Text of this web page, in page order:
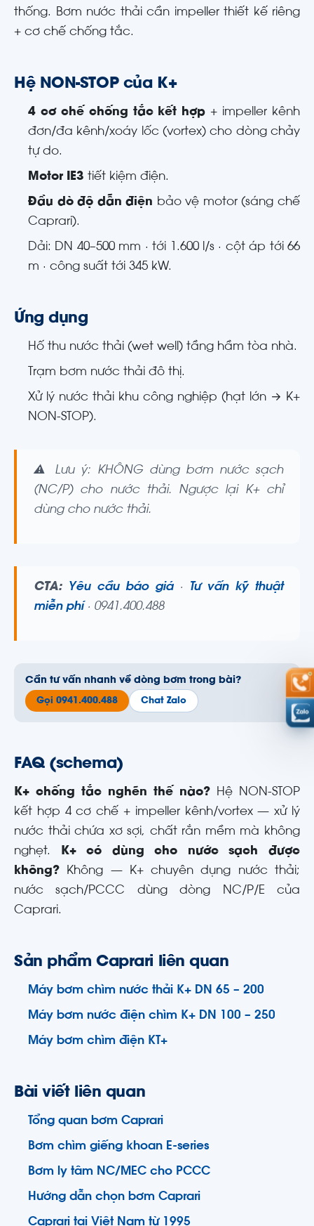
thống. Bơm nước thải cần impeller thiết kế riêng
+ cơ chế chống tắc.
Hệ NON-STOP của K+
4 cơ chế chống tắc kết hợp + impeller kênh
đơn/đa kênh/xoáy lốc (vortex) cho dòng chảy
tự do.
Motor IE3 tiết kiệm điện.
Đầu dò độ dẫn điện bảo vệ motor (sáng chế
Caprari).
Dải: DN 40–500 mm · tới 1.600 l/s · cột áp tới 66
m · công suất tới 345 kW.
Ứng dụng
Hố thu nước thải (wet well) tầng hầm tòa nhà.
Trạm bơm nước thải đô thị.
Xử lý nước thải khu công nghiệp (hạt lớn → K+
NON-STOP).
⚠️ Lưu ý: KHÔNG dùng bơm nước sạch
(NC/P) cho nước thải. Ngược lại K+ chỉ
dùng cho nước thải.
CTA: Yêu cầu báo giá·
Tư vấn kỹ thuật
miễn phí· 0941.400.488
Cần tư vấn nhanh về dòng bơm trong bài?
Gọi 0941.400.488 Chat Zalo
FAQ (schema)
K+ chống tắc nghẽn thế nào? Hệ NON-STOP
kết hợp 4 cơ chế + impeller kênh/vortex — xử lý
nước thải chứa xơ sợi, chất rắn mềm mà không
nghẹt.
K+ có dùng cho nước sạch được
không? Không — K+ chuyên dụng nước thải;
nước sạch/PCCC dùng dòng NC/P/E của
Caprari.
Sản phẩm Caprari liên quan
Máy bơm chìm nước thải K+ DN 65 – 200
Máy bơm nước điện chìm K+ DN 100 – 250
Máy bơm chìm điện KT+
Bài viết liên quan
Tổng quan bơm Caprari
Bơm chìm giếng khoan E-series
Bơm ly tâm NC/MEC cho PCCC
Hướng dẫn chọn bơm Caprari
Caprari tại Việt Nam từ 1995